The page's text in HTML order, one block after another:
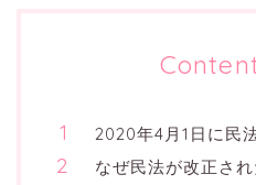
2020年4月1日に民
なぜ民法が改正され